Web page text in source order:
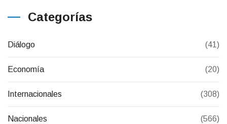
Categorías
Diálogo (41)
Economía (20)
Internacionales (308)
Nacionales (566)